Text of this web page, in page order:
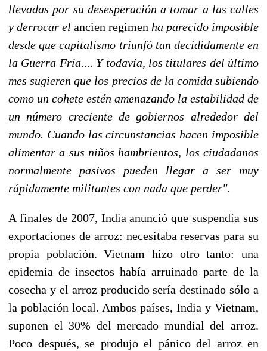
llevadas por su desesperación a tomar a las calles
y derrocar el ancien regimen ha parecido imposible
desde que capitalismo triunfó tan decididamente en
la Guerra Fría.... Y todavía, los titulares del último
mes sugieren que los precios de la comida subiendo
como un cohete estén amenazando la estabilidad de
un número creciente de gobiernos alrededor del
mundo. Cuando las circunstancias hacen imposible
alimentar a sus niños hambrientos, los ciudadanos
normalmente pasivos pueden llegar a ser muy
rápidamente militantes con nada que perder".
A finales de 2007, India anunció que suspendía sus
exportaciones de arroz: necesitaba reservas para su
propia población. Vietnam hizo otro tanto: una
epidemia de insectos había arruinado parte de la
cosecha y el arroz producido sería destinado sólo a
la población local. Ambos países, India y Vietnam,
suponen el 30% del mercado mundial del arroz.
Poco después, se produjo el pánico del arroz en